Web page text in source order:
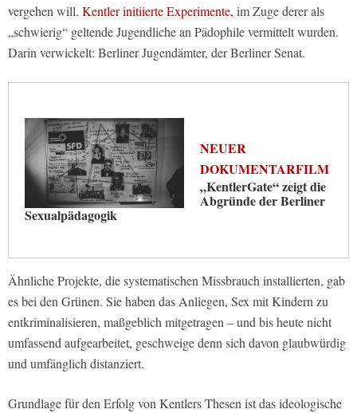
vergehen will. Kentler initiierte Experimente, im Zuge derer als
„schwierig“ geltende Jugendliche an Pädophile vermittelt wurden.
Darin verwickelt: Berliner Jugendämter, der Berliner Senat.
NEUER
DOKUMENTARFILM
„KentlerGate“ zeigt die
Abgründe der Berliner
Sexualpädagogik
Ähnliche Projekte, die systematischen Missbrauch installierten, gab
es bei den Grünen. Sie haben das Anliegen, Sex mit Kindern zu
entkriminalisieren, maßgeblich mitgetragen – und bis heute nicht
umfassend aufgearbeitet, geschweige denn sich davon glaubwürdig
und umfänglich distanziert.
Grundlage für den Erfolg von Kentlers Thesen ist das ideologische